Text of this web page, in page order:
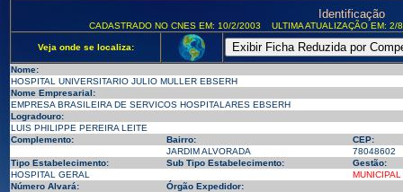
Identificação
CADASTRADO NO CNES EM: 10/2/2003 ULTIMA ATUALIZAÇÃO EM:
Veja onde se localiza:
Nome:
HOSPITAL UNIVERSITARIO JULIO MULLER EBSERH
Nome Empresarial:
EMPRESA BRASILEIRA DE SERVICOS HOSPITALARES EBSERH
Logradouro:
LUIS PHILIPPE PEREIRA LEITE
Complemento:
Bairro:
CEP:
JARDIM ALVORADA
78048602
Tipo Estabelecimento:
Sub Tipo Estabelecimento:
Gestão:
HOSPITAL GERAL
MUNICIPAL
Número Alvará:
Órgão Expedidor: